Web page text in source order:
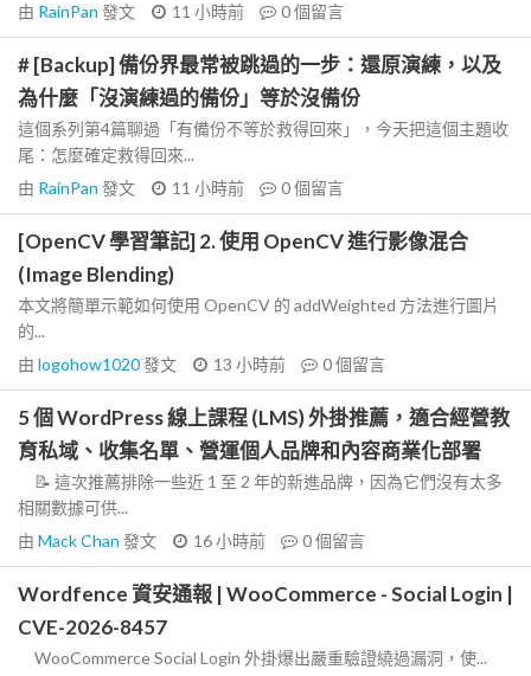
由 RainPan 發文 11 小時前 0個留言
# [Backup] 備份界最常被跳過的一步：還原演練，以及
為什麼「沒演練過的備份」等於沒備份
這個系列第4篇聊過「有備份不等於救得回來」，今天把這個主題收
尾：怎麼確定救得回來...
由 RainPan 發文 11 小時前 0個留言
[OpenCV 學習筆記] 2. 使用 OpenCV 進行影像混合
(Image Blending)
本文將簡單示範如何使用 OpenCV 的 addWeighted 方法進行圖片
的...
由 logohow1020發文 13 小時前 0個留言
5 個 WordPress 線上課程 (LMS) 外掛推薦，適合經營教
育私域、收集名單、營運個人品牌和內容商業化部署
📝 這次推薦排除一些近 1 至 2 年的新進品牌，因為它們沒有太多
相關數據可供...
由 Mack Chan 發文 16 小時前 0個留言
Wordfence 資安通報 | WooCommerce - Social Login |
CVE-2026-8457
WooCommerce Social Login 外掛爆出嚴重驗證繞過漏洞，使...